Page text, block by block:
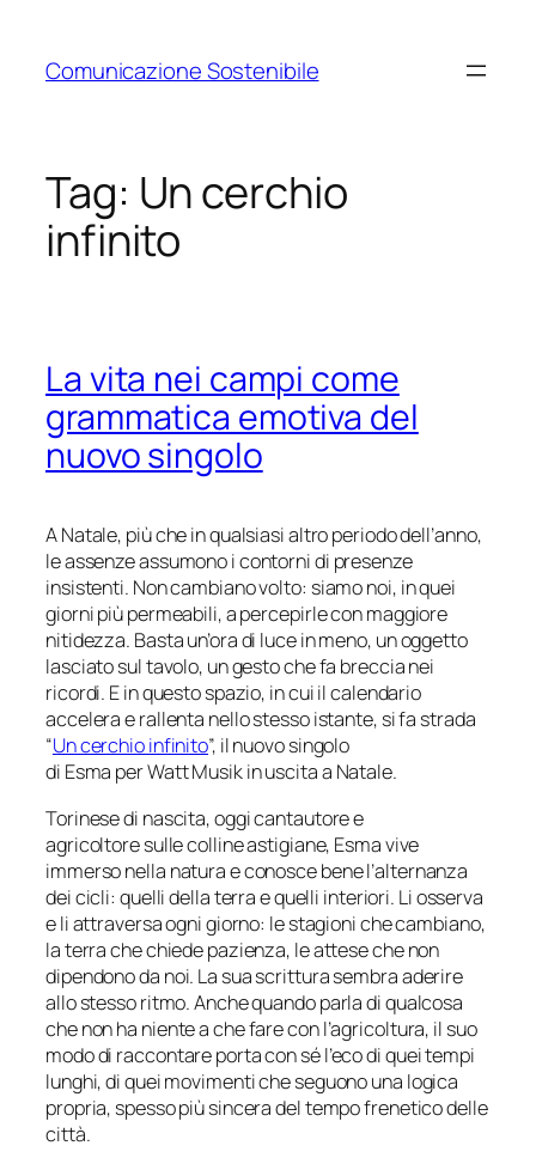
contenuto
Comunicazione Sostenibile
Tag: Un cerchio
infinito
La vita nei campi come
grammatica emotiva del
nuovo singolo
A Natale, più che in qualsiasi altro periodo dell’anno,
le assenze assumono i contorni di presenze
insistenti. Non cambiano volto: siamo noi, in quei
giorni più permeabili, a percepirle con maggiore
nitidezza. Basta un’ora di luce in meno, un oggetto
lasciato sul tavolo, un gesto che fa breccia nei
ricordi. E in questo spazio, in cui il calendario
accelera e rallenta nello stesso istante, si fa strada
“Un cerchio infinito”, il nuovo singolo
di Esma perWatt Musikin uscita a Natale.
Torinese di nascita, oggi cantautore e
agricoltore sulle colline astigiane, Esma vive
immerso nella natura e conosce bene l’alternanza
dei cicli: quelli della terra e quelli interiori. Li osserva
e li attraversa ogni giorno: le stagioni che cambiano,
la terra che chiede pazienza, le attese che non
dipendono da noi. La sua scrittura sembra aderire
allo stesso ritmo. Anche quando parla di qualcosa
che non ha niente a che fare con l’agricoltura, il suo
modo di raccontare porta con sé l’eco di quei tempi
lunghi, di quei movimenti che seguono una logica
propria, spesso più sincera del tempo frenetico delle
città.